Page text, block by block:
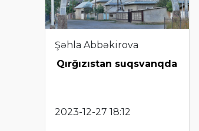
Şəhla Abbəkirova
Qırğızıstan suqsvanqda
2023-12-27 18:12